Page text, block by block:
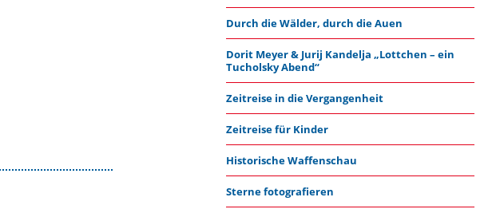
Durch die Wälder, durch die Auen
Dorit Meyer & Jurij Kandelja „Lottchen – ein
Tucholsky Abend“
Zeitreise in die Vergangenheit
Zeitreise für Kinder
Historische Waffenschau
Sterne fotografieren